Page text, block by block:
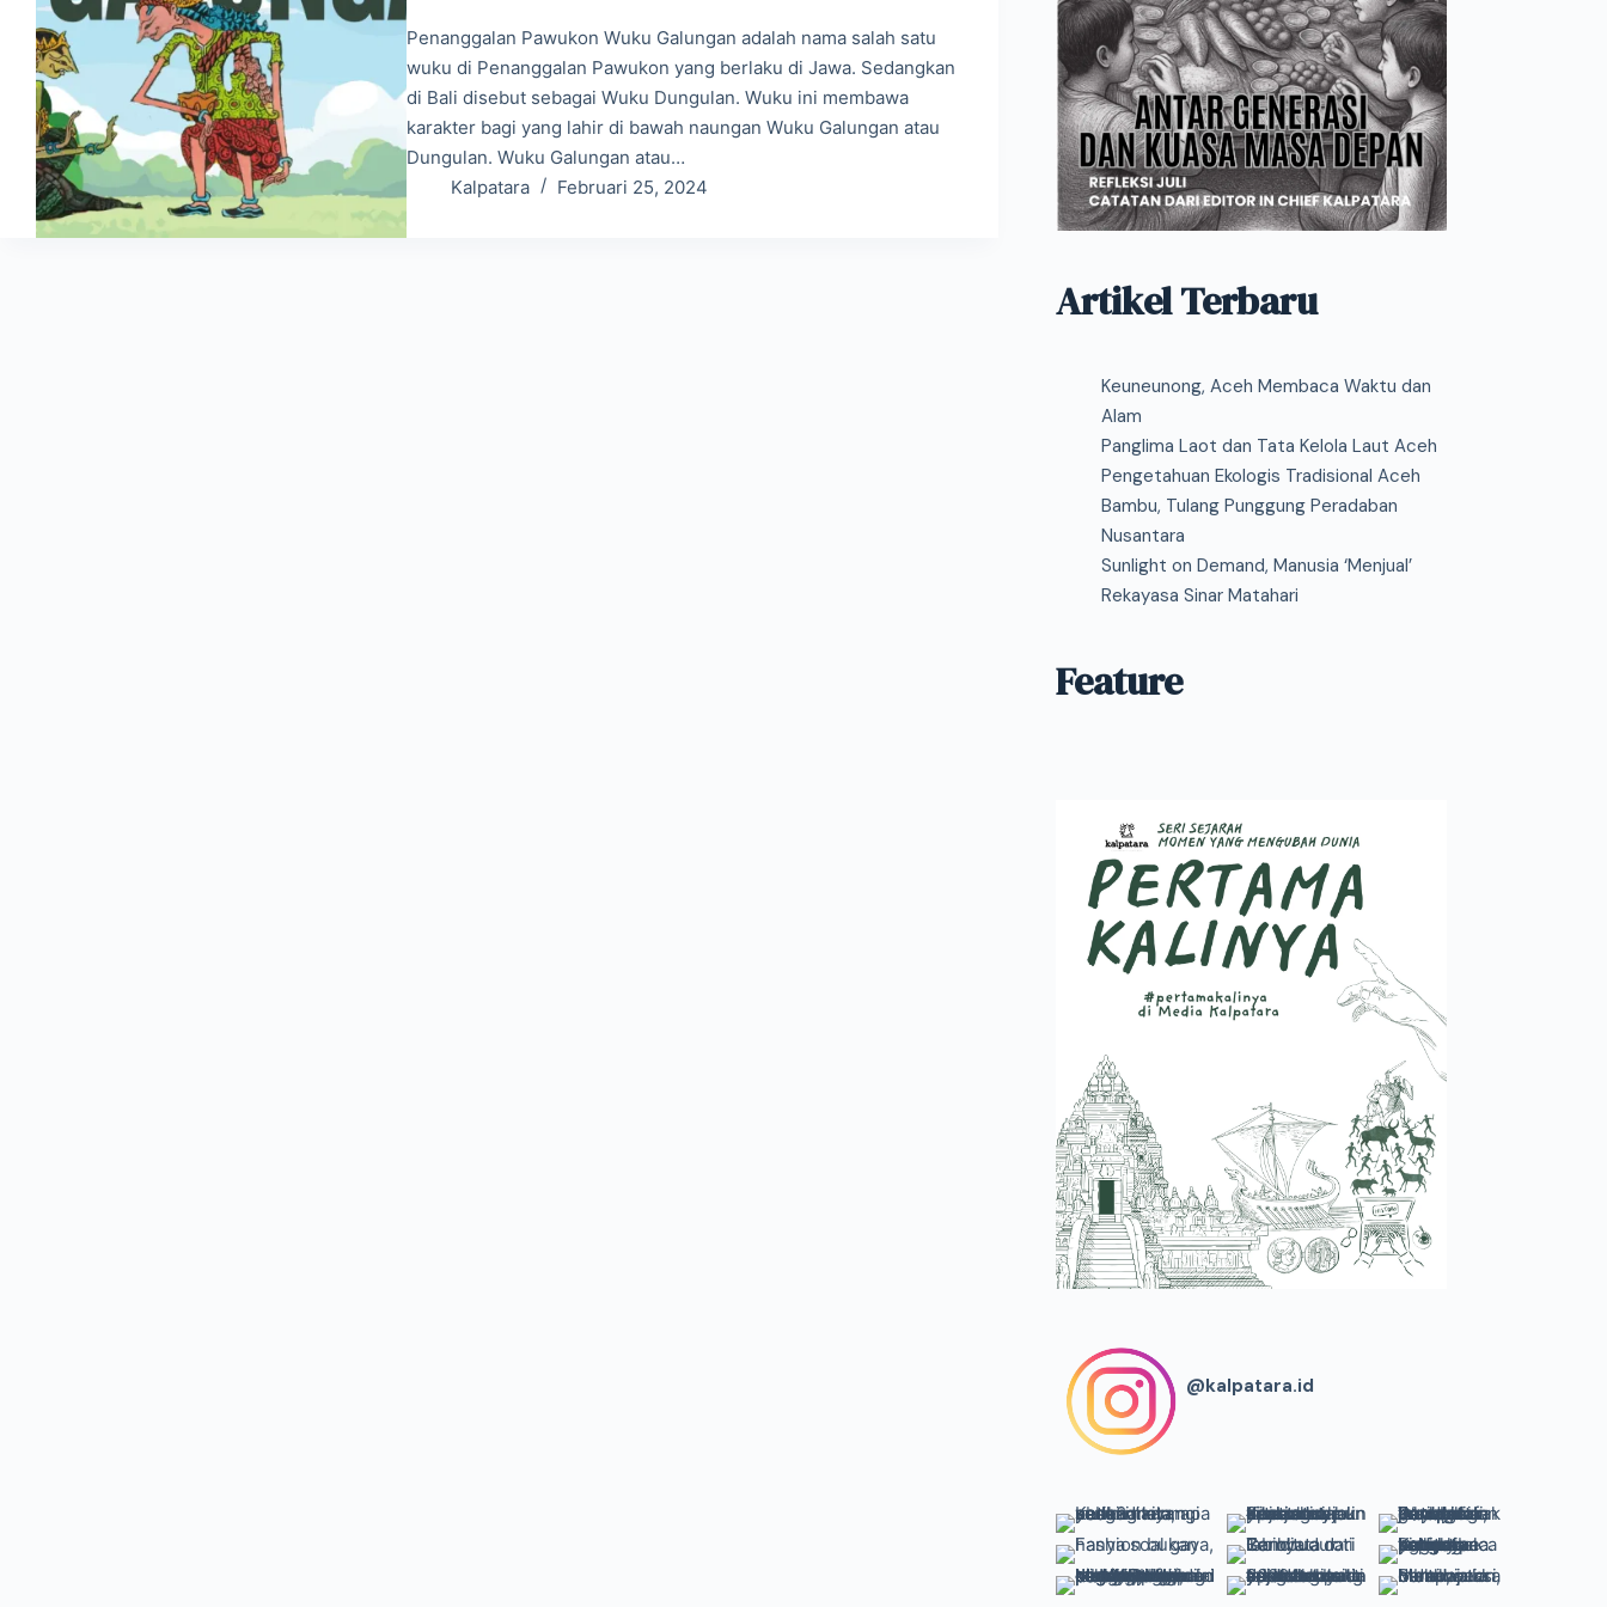
Penanggalan Pawukon Wuku Galungan adalah nama salah satu
wuku di Penanggalan Pawukon yang berlaku di Jawa. Sedangkan
di Bali disebut sebagai Wuku Dungulan. Wuku ini membawa
karakter bagi yang lahir di bawah naungan Wuku Galungan atau
Dungulan. Wuku Galungan atau…
Kalpatara
Februari 25, 2024
Artikel Terbaru
Keuneunong, Aceh Membaca Waktu dan
Alam
Panglima Laot dan Tata Kelola Laut Aceh
Pengetahuan Ekologis Tradisional Aceh
Bambu, Tulang Punggung Peradaban
Nusantara
Sunlight on Demand, Manusia ‘Menjual’
Rekayasa Sinar Matahari
Feature
@kalpatara.id